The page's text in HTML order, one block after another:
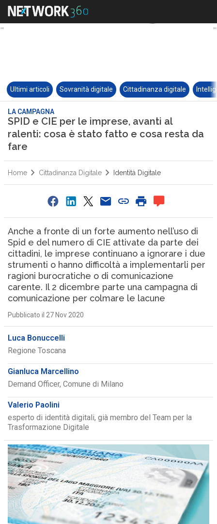
Ultimi articoli Sovranità digitale Cittadinanza digitale
LA CAMPAGNA
SPID e CIE per le imprese, avanti al
ralenti: cosa è stato fatto e cosa resta da
fare
Home Cittadinanza Digitale Identità Digitale
Anche a fronte di un forte aumento nell’uso di
Spid e del numero di CIE attivate da parte dei
cittadini, le imprese continuano a ignorare i due
strumenti o hanno difficoltà a implementarli per
ragioni burocratiche o di comunicazione
carente. Il 2 dicembre parte una campagna di
comunicazione per colmare le lacune
Pubblicato il 27 Nov 2020
Luca Bonuccelli
Regione Toscana
Gianluca Marcellino
Demand Officer, Comune di Milano
Valerio Paolini
esperto di identità digitali, già membro del Team per la
Trasformazione Digitale